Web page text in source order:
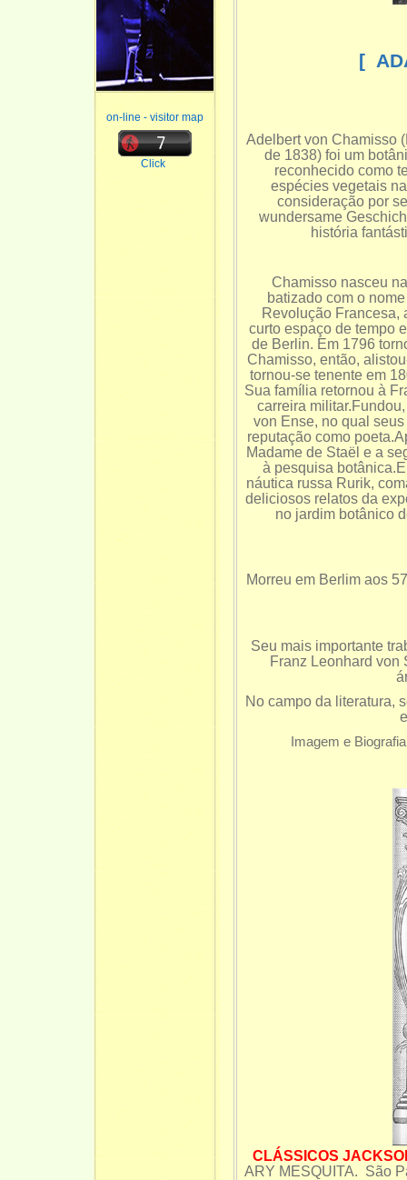
on-line - visitor map
Click
[
Adelbert von Chamisso
de 1838) foi um
reconhecido como
espécies vegetais
consideração por
wundersame
história
Chamisso nasceu
batizado com o
Revolução Francesa,
curto espaço de tempo
de Berlin. Em 1796
Chamisso, então,
tornou-se tenente em
Sua família retornou à
carreira
von Ense, no qual
reputação como
Madame de Staël e a
à pesquisa
náutica russa Rurik,
deliciosos relatos da
no jardim botânico
Morreu em Berlim aos
Seu mais importante
Franz Leonhard von
No campo da literatura,
Imagem e
CLÁSSICOS
ARY MESQUITA. São